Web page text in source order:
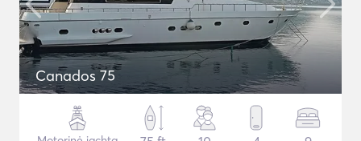
Canados 75